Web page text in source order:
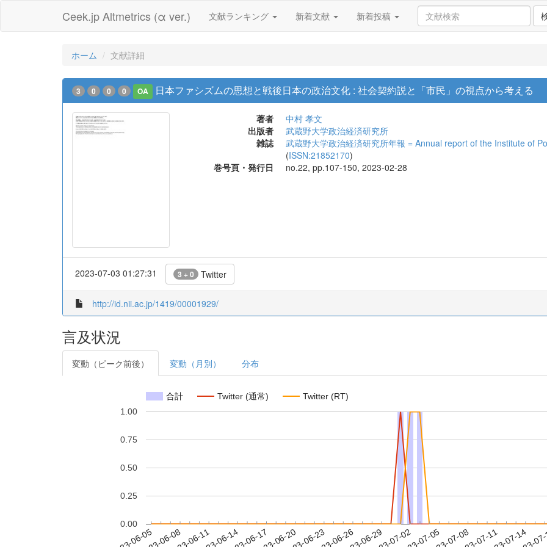
Ceek.jp Altmetrics (α ver.) 文献ランキング 新着文献 新着投稿
ホーム 文献詳細
3 0 0 0 OA 日本ファシズムの思想と戦後日本の政治文化 : 社会契約説と「市民」の視点から考える
著者
中村 孝文
出版者
武蔵野大学政治経済研究所
雑誌
武蔵野大学政治経済研究所年報 = Annual report of the Institute of
(ISSN:21852170)
巻号頁・発行日
no.22, pp.107-150, 2023-02-28
2023-07-03 01:27:31 3 + 0 Twitter
http://id.nii.ac.jp/1419/00001929/
言及状況
変動（ピーク前後） 変動（月別） 分布
合計 Twitter (通常) Twitter (RT)
0.00
0.25
0.50
0.75
1.00